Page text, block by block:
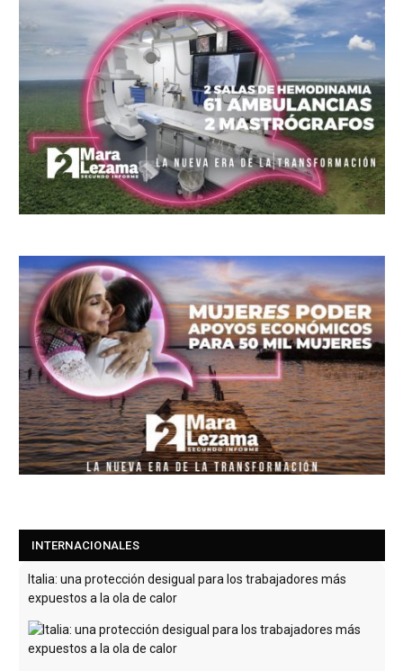
INTERNACIONALES
Italia: una protección desigual para los trabajadores más
expuestos a la ola de calor